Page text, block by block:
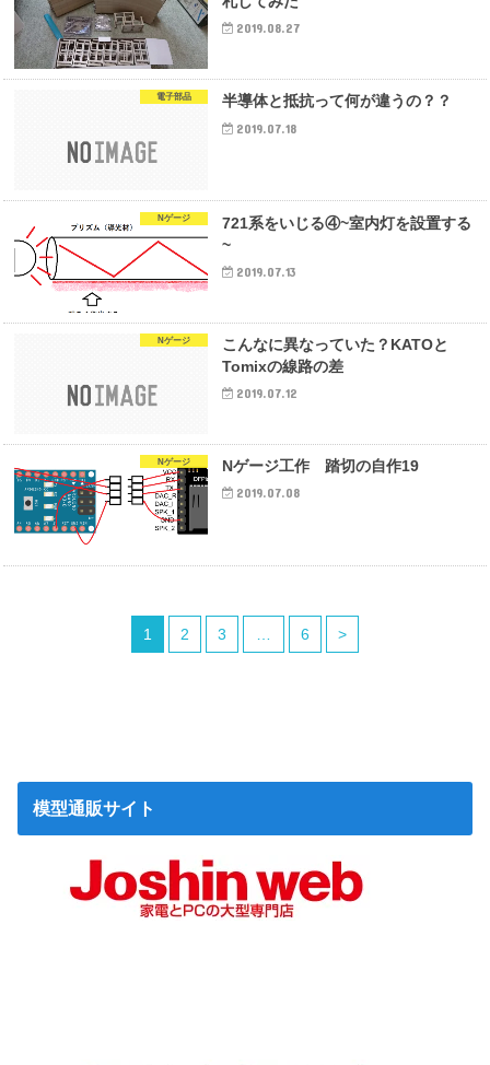
2019.08.27
電子部品 半導体と抵抗って何が違うの？？
2019.07.18
Nゲージ
721系をいじる④~室内灯を設置する
~
2019.07.13
Nゲージ
こんなに異なっていた？KATOと
Tomixの線路の差
2019.07.12
Nゲージ Nゲージ工作 踏切の自作19
2019.07.08
1 2 3 … 6 >
模型通販サイト